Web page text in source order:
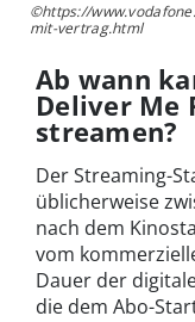
©https://
mit-vertrag.html
Ab wann
Deliver Me
streamen?
Der Streaming-
üblicherweise
nach dem
vom
Dauer der
die dem Abo-